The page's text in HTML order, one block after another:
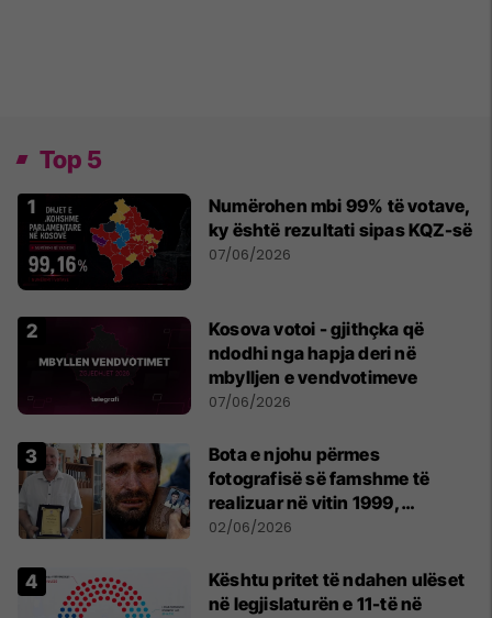
Top 5
Numërohen mbi 99% të votave,
ky është rezultati sipas KQZ-së
07/06/2026
Kosova votoi - gjithçka që
ndodhi nga hapja deri në
mbylljen e vendvotimeve
07/06/2026
Bota e njohu përmes
fotografisë së famshme të
realizuar në vitin 1999,
pensionohet Xajë Mustafa
02/06/2026
Kështu pritet të ndahen ulëset
në legjislaturën e 11-të në